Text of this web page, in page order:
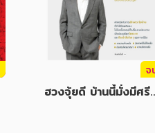
จ
ฮวงจุ้ยดี บ้านนี้มั่งมีศรี